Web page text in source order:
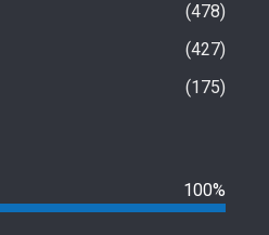
478
427
175
100%